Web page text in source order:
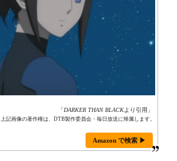
「DARKER THAN BLACKより引用」
上記画像の著作権は、DTB製作委員会・毎日放送に帰属します。
Amazon で検索 ▶